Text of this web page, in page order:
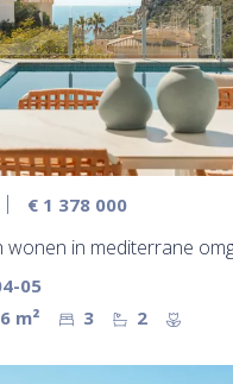
€ 1 378 000
wonen in mediterrane
05
m² 3 2